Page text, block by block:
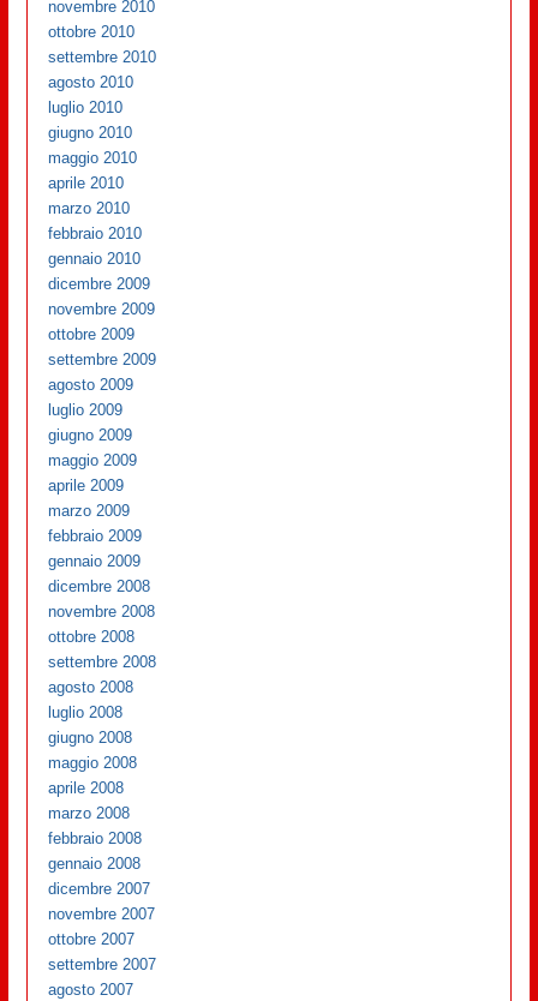
novembre 2010
ottobre 2010
settembre 2010
agosto 2010
luglio 2010
giugno 2010
maggio 2010
aprile 2010
marzo 2010
febbraio 2010
gennaio 2010
dicembre 2009
novembre 2009
ottobre 2009
settembre 2009
agosto 2009
luglio 2009
giugno 2009
maggio 2009
aprile 2009
marzo 2009
febbraio 2009
gennaio 2009
dicembre 2008
novembre 2008
ottobre 2008
settembre 2008
agosto 2008
luglio 2008
giugno 2008
maggio 2008
aprile 2008
marzo 2008
febbraio 2008
gennaio 2008
dicembre 2007
novembre 2007
ottobre 2007
settembre 2007
agosto 2007